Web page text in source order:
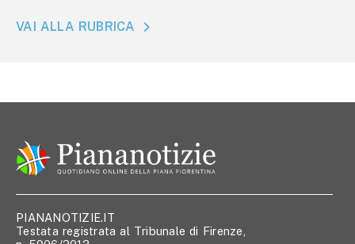
VAI ALLA RUBRICA
PIANANOTIZIE.IT
Testata registrata al Tribunale di Firenze,